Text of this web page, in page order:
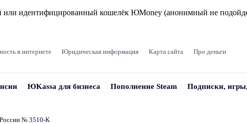
или идентифицированный кошелёк ЮMoney (анонимный не
в интернете Юридическая информация Карта сайта Про деньги
ЮKassa для бизнеса Пополнение Steam Подписки,
№ 3510‑К